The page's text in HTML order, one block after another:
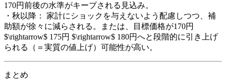
170円前後の水準がキープされる見込み。
・秋以降： 家計にショックを与えないよう配慮しつつ、補
助額が徐々に減らされる。または、目標価格が170円
$\rightarrow$ 175円 $\rightarrow$ 180円へと段階的に引き上げ
られる（＝実質の値上げ）可能性が高い。
まとめ